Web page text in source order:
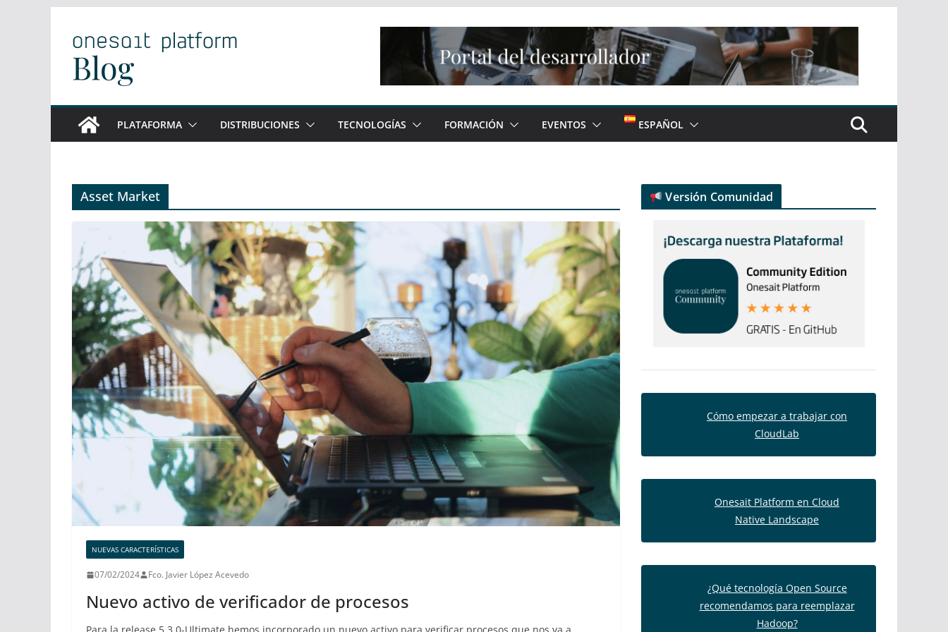
contenido
PLATAFORMA DISTRIBUCIONES TECNOLOGÍAS FORMACIÓN EVENTOS ESPAÑOL
Asset Market
NUEVAS CARACTERÍSTICAS
07/02/2024 Fco. Javier López Acevedo
Nuevo activo de verificador de procesos
Versión Comunidad
Cómo empezar a trabajar con
CloudLab
Onesait Platform en Cloud
Native Landscape
¿Qué tecnología Open Source
recomendamos para reemplazar
Hadoop?